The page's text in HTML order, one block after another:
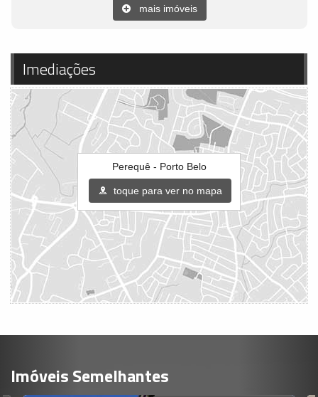
mais imóveis
Imediações
Perequê - Porto Belo
toque para ver no mapa
Imóveis Semelhantes